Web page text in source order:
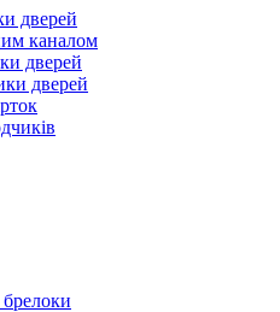
дверей
каналом
дверей
дверей